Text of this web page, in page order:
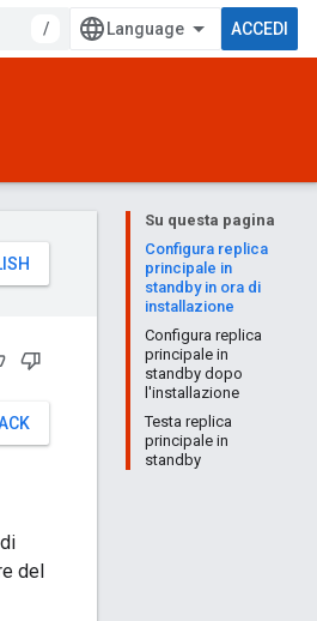
/ ACCEDI
Su questa pagina
Configura replica
principale in
standby in ora di
installazione
Configura replica
principale in
standby dopo
l'installazione
Testa replica
principale in
standby
del